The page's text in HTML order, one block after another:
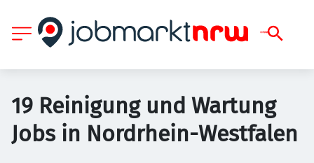
19 Reinigung und Wartung
Jobs in Nordrhein-Westfalen